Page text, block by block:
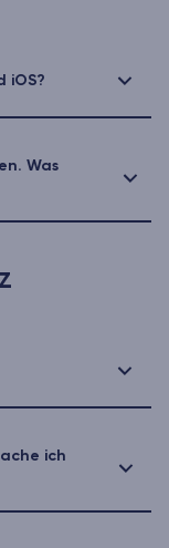
iOS?
Was
ich